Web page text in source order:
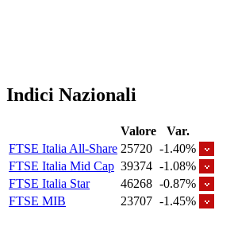
Indici Nazionali
Valore
Var.
FTSE Italia All-Share 25720 -1.40%
FTSE Italia Mid Cap 39374 -1.08%
FTSE Italia Star
46268 -0.87%
FTSE MIB
23707 -1.45%